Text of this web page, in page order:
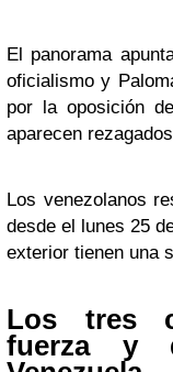
El panorama
oficialismo y
por la oposición
aparecen
Los venezolanos
desde el lunes 25
exterior tienen una
Los tres
fuerza y